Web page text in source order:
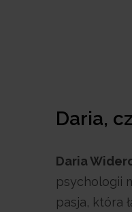
Daria,
Daria
psychologii
pasja, która